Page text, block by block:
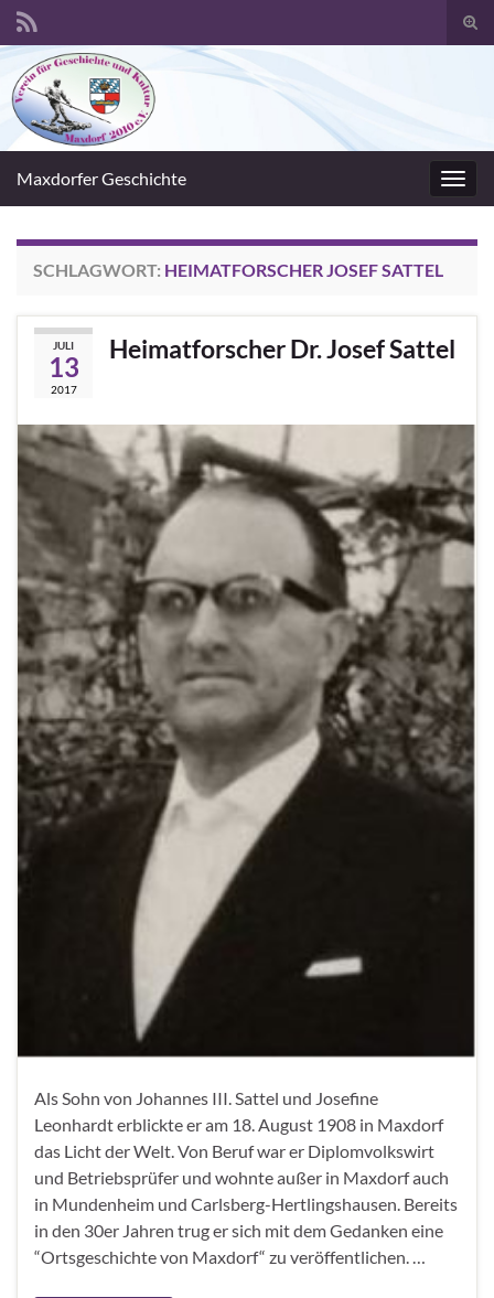
Search for:
Maxdorfer Geschichte
SCHLAGWORT: HEIMATFORSCHER JOSEF SATTEL
JULI
13
2017
Heimatforscher Dr. Josef Sattel
Als Sohn von Johannes III. Sattel und Josefine
Leonhardt erblickte er am 18. August 1908 in Maxdorf
das Licht der Welt. Von Beruf war er Diplomvolkswirt
und Betriebsprüfer und wohnte außer in Maxdorf auch
in Mundenheim und Carlsberg-Hertlingshausen. Bereits
in den 30er Jahren trug er sich mit dem Gedanken eine
“Ortsgeschichte von Maxdorf“ zu veröffentlichen. …